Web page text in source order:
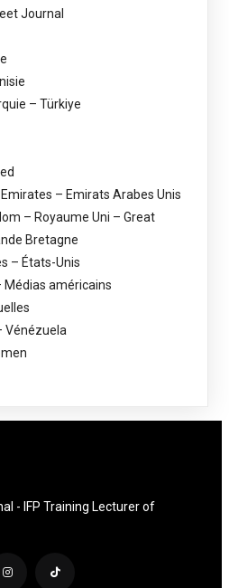
Journal
– Türkiye
– Emirats Arabes Unis
– Royaume Uni – Great
Bretagne
– États-Unis
Médias américains
Vénézuela
- IFP Training Lecturer of